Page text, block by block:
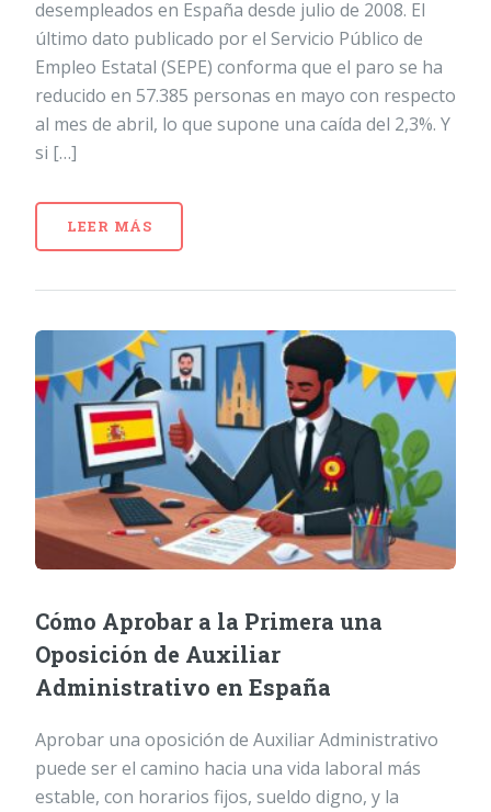
desempleados en España desde julio de 2008. El
último dato publicado por el Servicio Público de
Empleo Estatal (SEPE) conforma que el paro se ha
reducido en 57.385 personas en mayo con respecto
al mes de abril, lo que supone una caída del 2,3%. Y
si […]
LEER MÁS
Cómo Aprobar a la Primera una
Oposición de Auxiliar
Administrativo en España
Aprobar una oposición de Auxiliar Administrativo
puede ser el camino hacia una vida laboral más
estable, con horarios fijos, sueldo digno, y la